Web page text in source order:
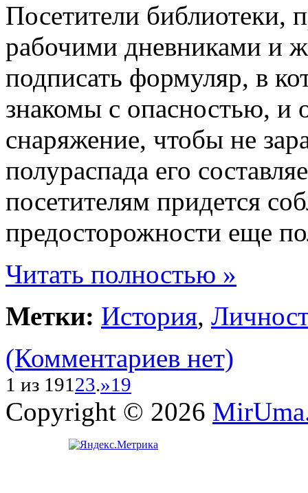
Посетители библиотеки,
рабочими дневниками и
подписать формуляр, в
знакомы с опасностью, и
снаряжение, чтобы не
полураспада его
посетителям придется
предосторожности еще
Читать полностью »
Метки: История,
(Комментариев нет)
1 из 19123.»19
Copyright © 2026